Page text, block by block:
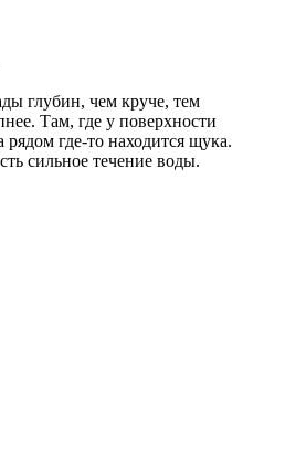
глубин, чем круче, тем
Там, где у поверхности
рядом где-то находится щука.
сильное течение воды.